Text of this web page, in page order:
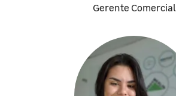
Gerente Comercial